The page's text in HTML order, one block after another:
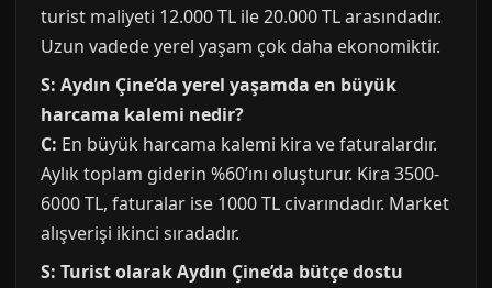
turist maliyeti 12.000 TL ile 20.000 TL arasındadır.
Uzun vadede yerel yaşam çok daha ekonomiktir.
S: Aydın Çine’da yerel yaşamda en büyük
harcama kalemi nedir?
C: En büyük harcama kalemi kira ve faturalardır.
Aylık toplam giderin %60’ını oluşturur. Kira 3500-
6000 TL, faturalar ise 1000 TL civarındadır. Market
alışverişi ikinci sıradadır.
S: Turist olarak Aydın Çine’da bütçe dostu